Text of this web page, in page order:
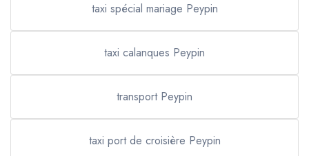
taxi spécial mariage Peypin
taxi calanques Peypin
transport Peypin
taxi port de croisière Peypin